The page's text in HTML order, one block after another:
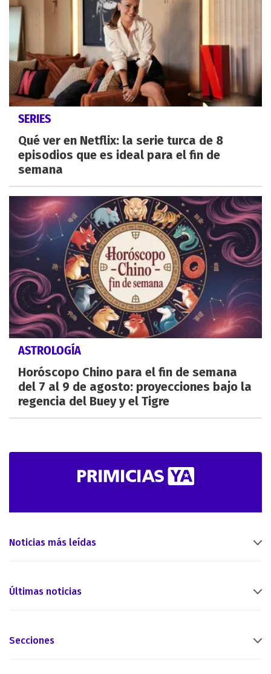
SERIES
Qué ver en Netflix: la serie turca de 8
episodios que es ideal para el fin de
semana
ASTROLOGÍA
Horóscopo Chino para el fin de semana
del 7 al 9 de agosto: proyecciones bajo la
regencia del Buey y el Tigre
Noticias más leídas
Últimas noticias
Secciones